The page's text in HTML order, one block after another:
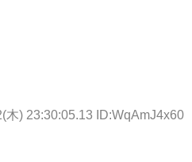
木) 23:30:05.13 ID:WqAmJ4x60